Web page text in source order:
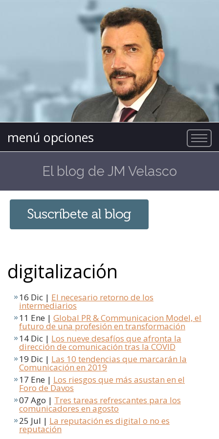
menú opciones
El blog de JM Velasco
digitalización
16 Dic | El necesario retorno de los
intermediarios
11 Ene | Global PR & Communicacion Model, el
futuro de una profesión en transformación
14 Dic | Los nueve desafíos que afronta la
dirección de comunicación tras la COVID
19 Dic | Las 10 tendencias que marcarán la
Comunicación en 2019
17 Ene | Los riesgos que más asustan en el
Foro de Davos
07 Ago | Tres tareas refrescantes para los
comunicadores en agosto
25 Jul | La reputación es digital o no es
reputación